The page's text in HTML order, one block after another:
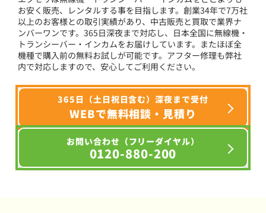
お安く販売、レンタルする事を目指します。創業34年で7万社
以上のお客様との取引実績があり、中古販売と買取で業界ナ
ンバーワンです。365日深夜まで対応し、日本全国に無線機・
トランシーバー・インカムをお届けしています。またほぼ全
機種で購入前の無料お試しが可能です。アフター修理も弊社
内で対応しますので、安心してご利用ください。
365日（土日祝日含む）深夜まで受付
WEBで無料相談・見積り
お問い合わせ（フリーダイヤル）
0120-880-200